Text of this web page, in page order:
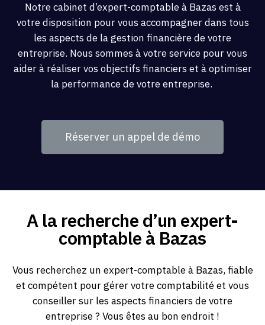
Notre cabinet d’expert-comptable à Bazas est à
votre disposition pour vous accompagner dans tous
les aspects de la gestion financière de votre
entreprise. Nous sommes à votre service pour vous
aider à réaliser vos objectifs financiers et à optimiser
la performance de votre entreprise.
Réserver un appel de démo
A la recherche d’un expert-
comptable à Bazas
Vous recherchez un expert-comptable à Bazas, fiable
et compétent pour gérer votre comptabilité et vous
conseiller sur les aspects financiers de votre
entreprise ? Vous êtes au bon endroit !